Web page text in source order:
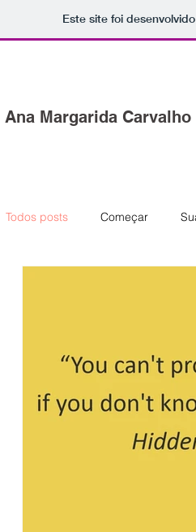
Este site foi
Ana Margarida Carvalho
Todos posts Começar